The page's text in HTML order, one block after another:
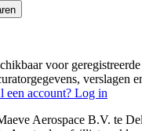
voor
verslagen
een account? Log in
Aerospace B.V. te